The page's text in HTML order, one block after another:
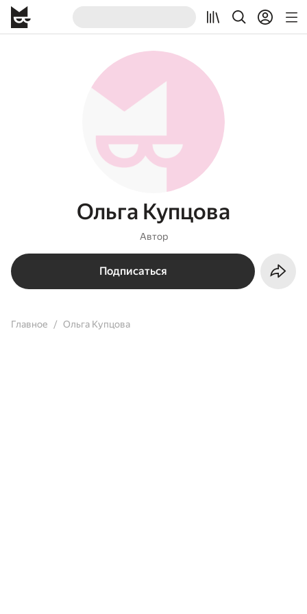
Ольга Купцова
Автор
Подписаться
Главное Ольга Купцова